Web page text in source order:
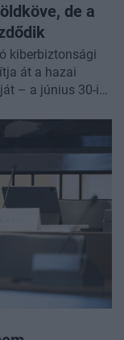
de a
kiberbiztonsági
át a hazai
– a június 30-i
Magyar
vezetője a
hogy a
kiberbiztonsági
érettség
válhat a
adat a következő